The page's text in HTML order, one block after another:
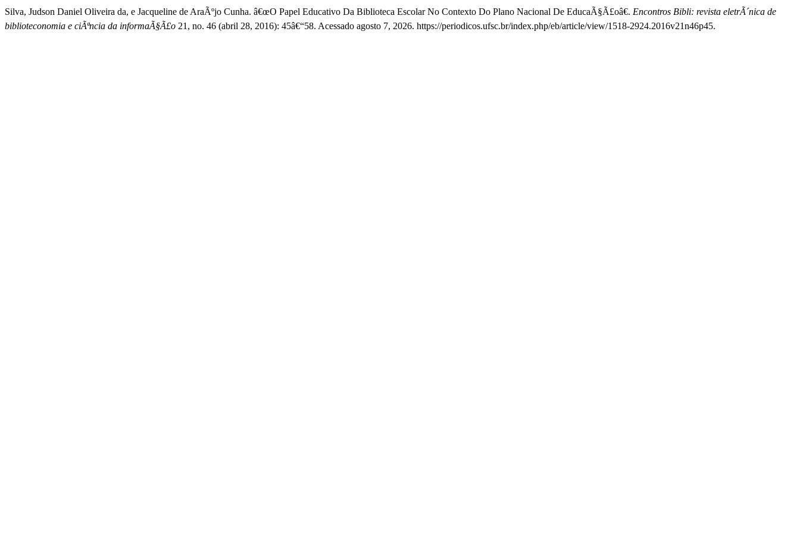
Silva, Judson Daniel Oliveira da, e Jacqueline de AraÃºjo Cunha. â€œO Papel Educativo Da Biblioteca Escolar No Contexto Do Plano Nacional De EducaÃ§Ã£oâ€. Encontros Bibli: revista eletrÃ´nica de
biblioteconomia e ciÃªncia da informaÃ§Ã£o 21, no. 46 (abril 28, 2016): 45â€“58. Acessado agosto 7, 2026. https://periodicos.ufsc.br/index.php/eb/article/view/1518-2924.2016v21n46p45.